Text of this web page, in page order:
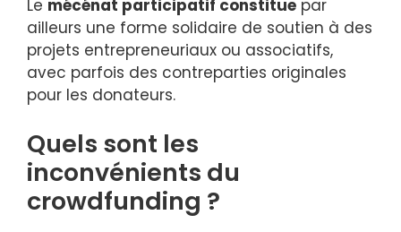
Le mécénat participatif constitue par
ailleurs une forme solidaire de soutien à des
projets entrepreneuriaux ou associatifs,
avec parfois des contreparties originales
pour les donateurs.
Quels sont les
inconvénients du
crowdfunding ?